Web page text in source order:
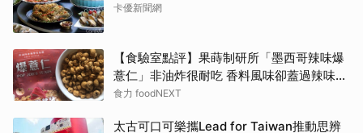
卡優新聞網
【食驗室點評】果蒔制研所「墨西哥辣味爆
薏仁」非油炸很耐吃 香料風味卻蓋過辣味特
色
食力 foodNEXT
太古可口可樂攜Lead for Taiwan推動思辨